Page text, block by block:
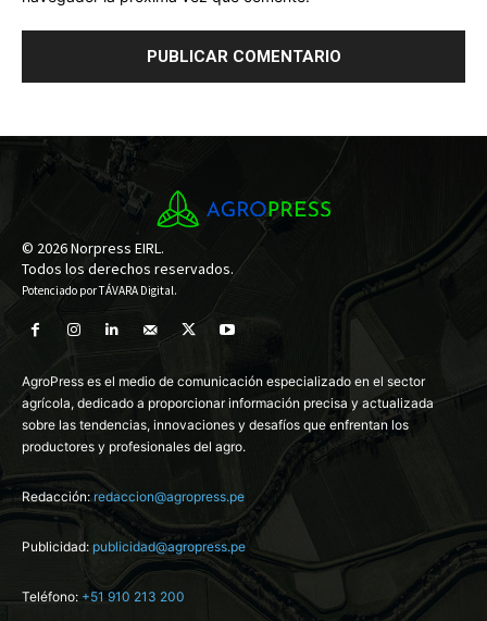
© 2026 Norpress EIRL.
Todos los derechos reservados.
Potenciado porTÁVARA Digital.
AgroPress es el medio de comunicación especializado en el sector
agrícola, dedicado a proporcionar información precisa y actualizada
sobre las tendencias, innovaciones y desafíos que enfrentan los
productores y profesionales del agro.
Redacción: redaccion@agropress.pe
Publicidad: publicidad@agropress.pe
Teléfono: +51 910 213 200